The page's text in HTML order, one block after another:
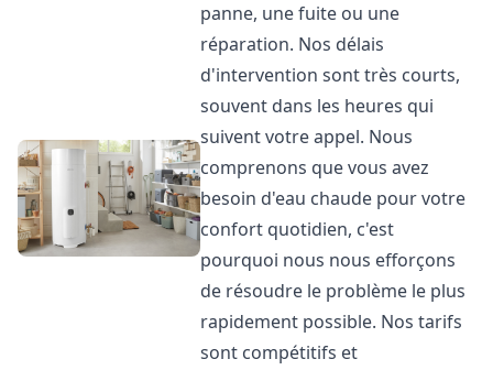
panne, une fuite ou une
réparation. Nos délais
d'intervention sont très courts,
souvent dans les heures qui
suivent votre appel. Nous
comprenons que vous avez
besoin d'eau chaude pour votre
confort quotidien, c'est
pourquoi nous nous efforçons
de résoudre le problème le plus
rapidement possible. Nos tarifs
sont compétitifs et